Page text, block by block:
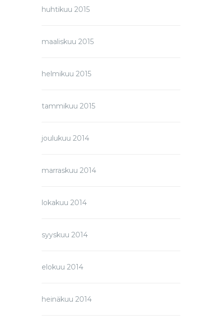
huhtikuu 2015
maaliskuu 2015
helmikuu 2015
tammikuu 2015
joulukuu 2014
marraskuu 2014
lokakuu 2014
syyskuu 2014
elokuu 2014
heinäkuu 2014